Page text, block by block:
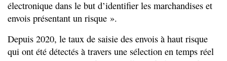
électronique dans le but d’identifier les marchandises et
envois présentant un risque ».
Depuis 2020, le taux de saisie des envois à haut risque
qui ont été détectés à travers une sélection en temps réel